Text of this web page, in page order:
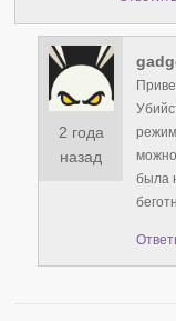
2 года
назад
была